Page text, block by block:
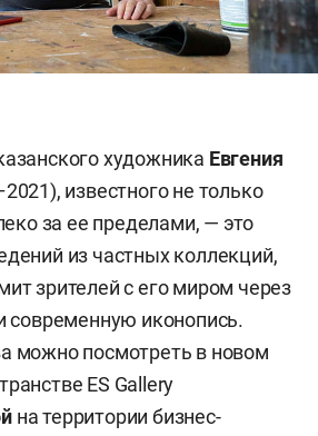
художника Евгения
известного не только
за ее пределами, — это
из частных коллекций,
зрителей с его миром через
современную иконопись.
можно посмотреть в новом
ES Gallery
на территории бизнес-